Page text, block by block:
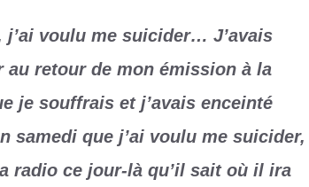
j’ai voulu me suicider… J’avais
retour de mon émission à la
je souffrais et j’avais enceinté
samedi que j’ai voulu me suicider,
radio ce jour-là qu’il sait où il ira